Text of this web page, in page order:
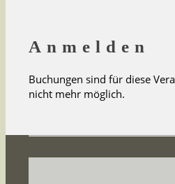
Anmelden
Buchungen sind für diese
nicht mehr möglich.